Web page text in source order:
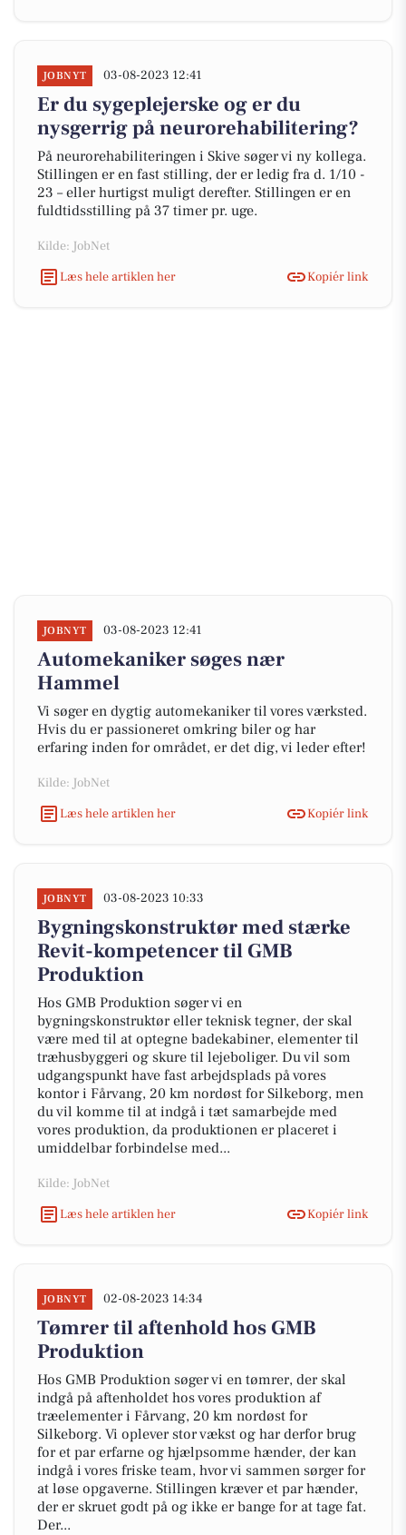
JOBNYT 03-08-2023 12:41
Er du sygeplejerske og er du
nysgerrig på neurorehabilitering?
På neurorehabiliteringen i Skive søger vi ny kollega.
Stillingen er en fast stilling, der er ledig fra d. 1/10 -
23 – eller hurtigst muligt derefter. Stillingen er en
fuldtidsstilling på 37 timer pr. uge.
Kilde: JobNet
Læs hele artiklen her
Kopiér link
JOBNYT 03-08-2023 12:41
Automekaniker søges nær
Hammel
Vi søger en dygtig automekaniker til vores værksted.
Hvis du er passioneret omkring biler og har
erfaring inden for området, er det dig, vi leder efter!
Kilde: JobNet
Læs hele artiklen her
Kopiér link
JOBNYT 03-08-2023 10:33
Bygningskonstruktør med stærke
Revit-kompetencer til GMB
Produktion
Hos GMB Produktion søger vi en
bygningskonstruktør eller teknisk tegner, der skal
være med til at optegne badekabiner, elementer til
træhusbyggeri og skure til lejeboliger. Du vil som
udgangspunkt have fast arbejdsplads på vores
kontor i Fårvang, 20 km nordøst for Silkeborg, men
du vil komme til at indgå i tæt samarbejde med
vores produktion, da produktionen er placeret i
umiddelbar forbindelse med...
Kilde: JobNet
Læs hele artiklen her
Kopiér link
JOBNYT 02-08-2023 14:34
Tømrer til aftenhold hos GMB
Produktion
Hos GMB Produktion søger vi en tømrer, der skal
indgå på aftenholdet hos vores produktion af
træelementer i Fårvang, 20 km nordøst for
Silkeborg. Vi oplever stor vækst og har derfor brug
for et par erfarne og hjælpsomme hænder, der kan
indgå i vores friske team, hvor vi sammen sørger for
at løse opgaverne. Stillingen kræver et par hænder,
der er skruet godt på og ikke er bange for at tage fat.
Der...